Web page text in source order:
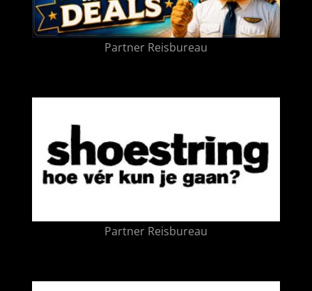
Partner Reisbureau
Partner Reisbureau